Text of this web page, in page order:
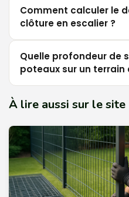
Comment calculer le
clôture en escalier ?
Quelle profondeur de
poteaux sur un terrain
À lire aussi sur le site